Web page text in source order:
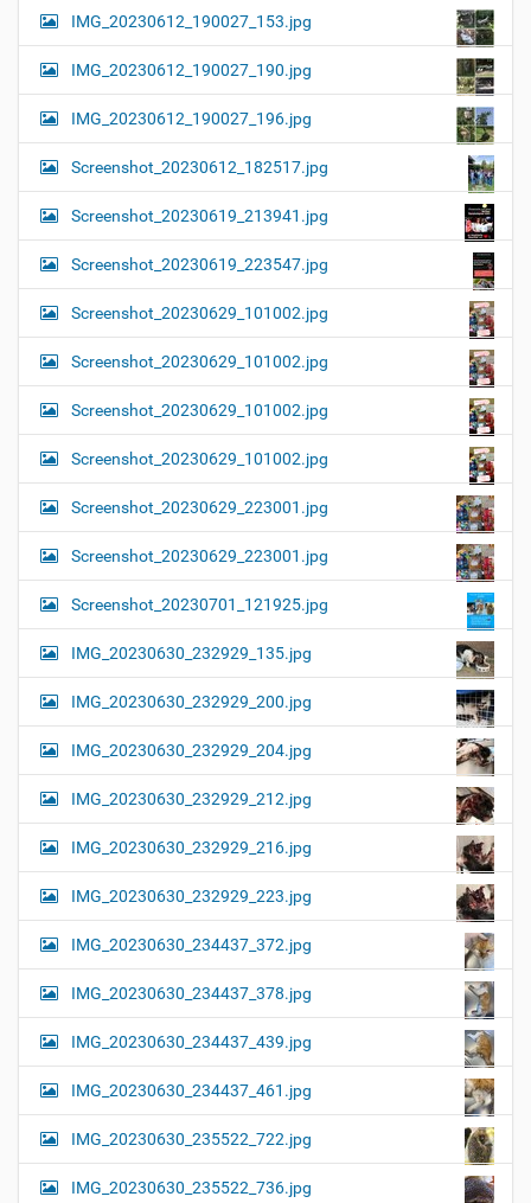
IMG_20230612_190027_153.jpg
IMG_20230612_190027_190.jpg
IMG_20230612_190027_196.jpg
Screenshot_20230612_182517.jpg
Screenshot_20230619_213941.jpg
Screenshot_20230619_223547.jpg
Screenshot_20230629_101002.jpg
Screenshot_20230629_101002.jpg
Screenshot_20230629_101002.jpg
Screenshot_20230629_101002.jpg
Screenshot_20230629_223001.jpg
Screenshot_20230629_223001.jpg
Screenshot_20230701_121925.jpg
IMG_20230630_232929_135.jpg
IMG_20230630_232929_200.jpg
IMG_20230630_232929_204.jpg
IMG_20230630_232929_212.jpg
IMG_20230630_232929_216.jpg
IMG_20230630_232929_223.jpg
IMG_20230630_234437_372.jpg
IMG_20230630_234437_378.jpg
IMG_20230630_234437_439.jpg
IMG_20230630_234437_461.jpg
IMG_20230630_235522_722.jpg
IMG_20230630_235522_736.jpg